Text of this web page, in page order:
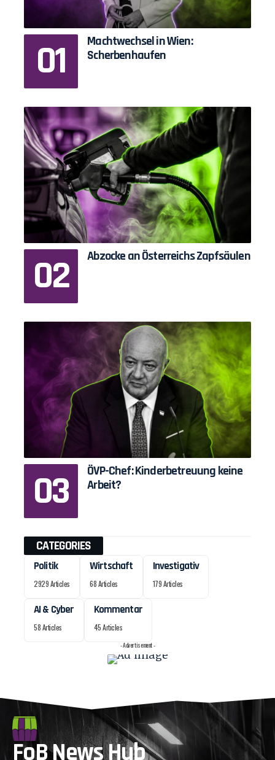
Machtwechsel in Wien:
Scherbenhaufen
Abzocke an Österreichs Zapfsäulen
ÖVP-Chef: Kinderbetreuung keine
Arbeit?
CATEGORIES
Politik
2929 Articles
Wirtschaft
68 Articles
Investigativ
179 Articles
AI & Cyber
58 Articles
Kommentar
45 Articles
- Advertisement -
FoB News Hub